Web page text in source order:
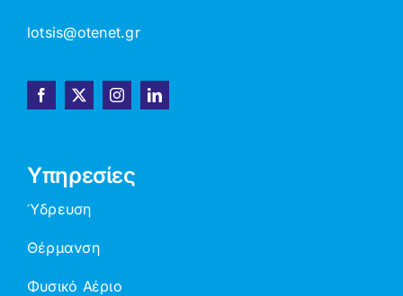
lotsis@otenet.gr
Υπηρεσίες
Ύδρευση
Θέρμανση
Φυσικό Αέριο